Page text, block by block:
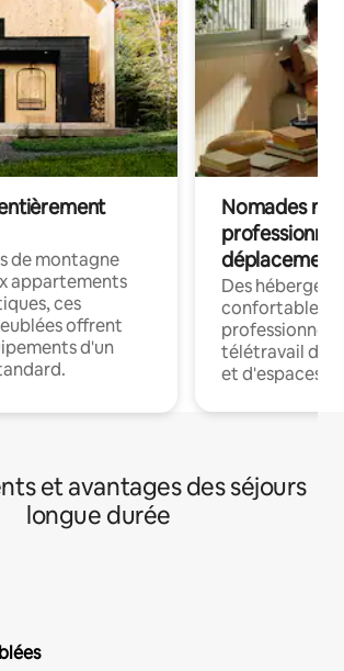
de montagne
appartements
ces
offrent
d'un
Nomades
déplacement
Des
confortables
professionnels
télétravail
et d'espaces
et avantages des séjours
longue durée